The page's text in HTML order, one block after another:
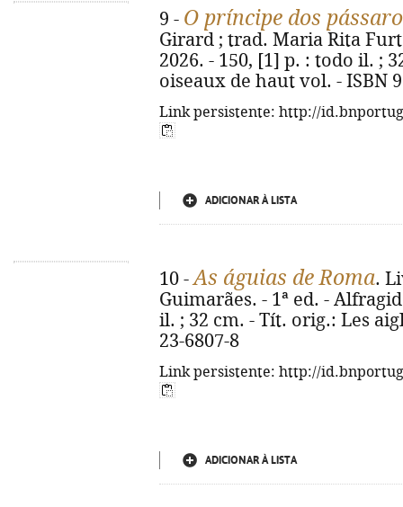
9 - O príncipe dos
Girard ; trad. Maria Rita
2026. - 150, [1] p. : todo il. ;
oiseaux de haut vol. - ISBN
Link persistente: http://
ADICIONAR À LISTA
10 -As águias de Roma.
Guimarães. - 1ª ed. -
il. ; 32 cm. - Tít. orig.: Les
23-6807-8
Link persistente: http://
ADICIONAR À LISTA